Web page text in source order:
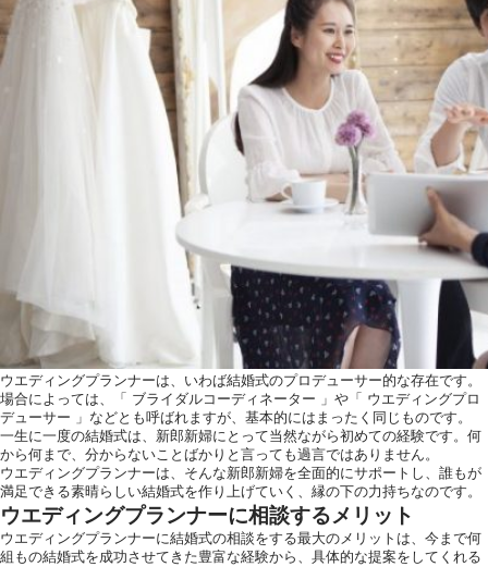
お問合せ ・ 資
ブライダルフ
ホテル椿山
TEL. 03-
営業時間 11:00〜18:00（土日
定休日 火曜日（祝
〒112-8680 東京都文京
ホテルサイト
ウエディングプランナーは、いわば結婚式のプロデューサー的な存在です。
場合によっては、「 ブライダルコーディネーター 」や「 ウエディングプロ
デューサー 」などとも呼ばれますが、基本的にはまったく同じものです。
一生に一度の結婚式は、新郎新婦にとって当然ながら初めての経験です。何
から何まで、分からないことばかりと言っても過言ではありません。
ウエディングプランナーは、そんな新郎新婦を全面的にサポートし、誰もが
満足できる素晴らしい結婚式を作り上げていく、縁の下の力持ちなのです。
ウエディングプランナーに相談するメリット
ウエディングプランナーに結婚式の相談をする最大のメリットは、今まで何
組もの結婚式を成功させてきた豊富な経験から、具体的な提案をしてくれる